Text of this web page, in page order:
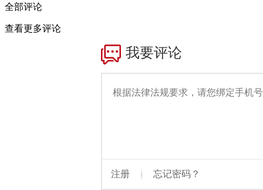
全部评论
查看更多评论